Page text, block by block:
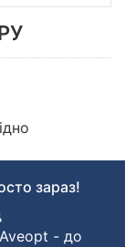
зараз!
- до